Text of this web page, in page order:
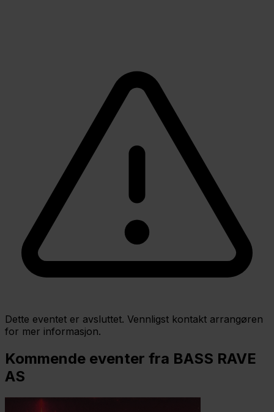
Dette eventet er avsluttet. Vennligst kontakt arrangøren
for mer informasjon.
Kommende eventer fra BASS RAVE
AS